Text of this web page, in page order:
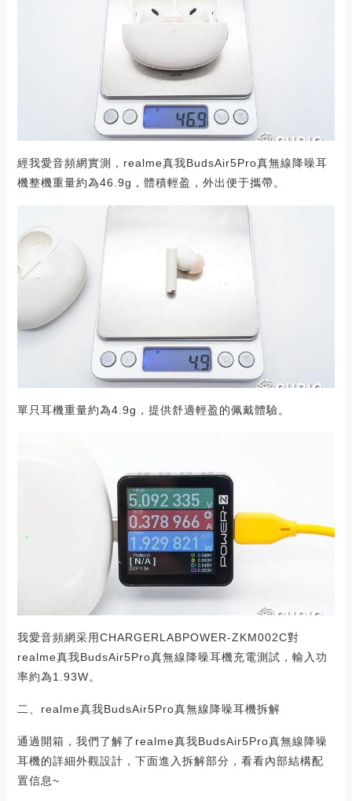
經我愛音頻網實測，realme真我BudsAir5Pro真無線降噪耳
機整機重量約為46.9g，體積輕盈，外出便于攜帶。
單只耳機重量約為4.9g，提供舒適輕盈的佩戴體驗。
我愛音頻網采用CHARGERLABPOWER-ZKM002C對
realme真我BudsAir5Pro真無線降噪耳機充電測試，輸入功
率約為1.93W。
二、realme真我BudsAir5Pro真無線降噪耳機拆解
通過開箱，我們了解了realme真我BudsAir5Pro真無線降噪
耳機的詳細外觀設計，下面進入拆解部分，看看內部結構配
置信息~